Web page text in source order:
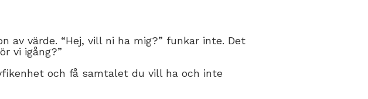
av värde. “Hej, vill ni ha mig?” funkar inte. Det
vi igång?”
och få samtalet du vill ha och inte